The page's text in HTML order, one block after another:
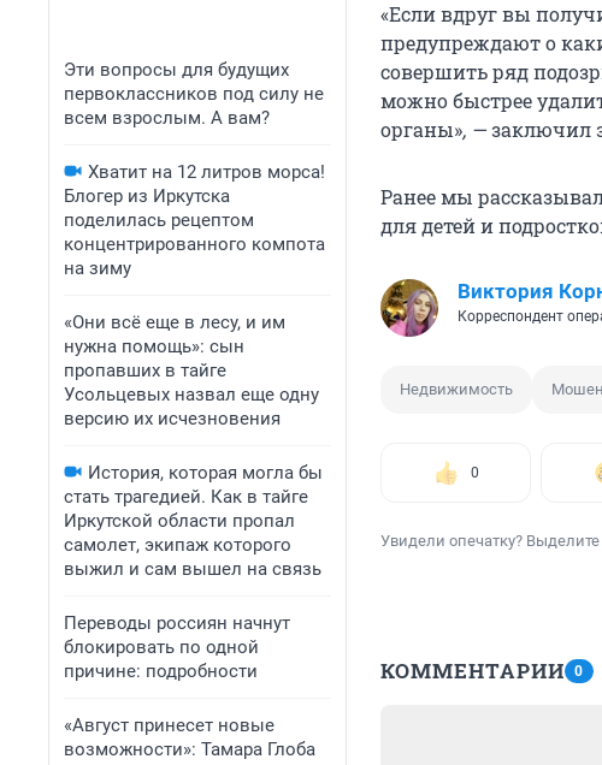
Эти вопросы для будущих
первоклассников под силу не
всем взрослым. А вам?
Хватит на 12 литров морса!
Блогер из Иркутска
поделилась рецептом
концентрированного компота
на зиму
«Они всё еще в лесу, и им
нужна помощь»: сын
пропавших в тайге
Усольцевых назвал еще одну
версию их исчезновения
История, которая могла бы
стать трагедией. Как в тайге
Иркутской области пропал
самолет, экипаж которого
выжил и сам вышел на связь
Переводы россиян начнут
блокировать по одной
причине: подробности
«Август принесет новые
возможности»: Тамара Глоба
«Если вдруг вы
предупреждают о
совершить ряд
можно быстрее
органы», —заключил
Ранее мы
для детей и
Виктория
Корреспондент
Недвижимость
0
Увидели опечатку?
КОММЕНТАРИИ 0